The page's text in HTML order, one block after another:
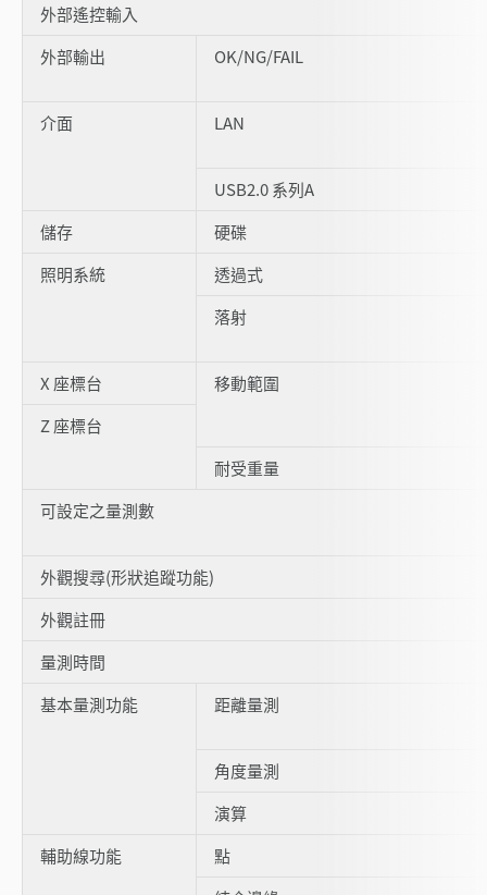
外部遙控輸入
外部輸出
OK/NG/FAIL
介面 LAN
USB2.0 系列A
儲存
硬碟
照明系統
透過式
落射
X 座標台
移動範圍
Z 座標台
耐受重量
可設定之量測數
外觀搜尋(形狀追蹤功能)
外觀註冊
量測時間
基本量測功能
距離量測
角度量測
演算
輔助線功能
點